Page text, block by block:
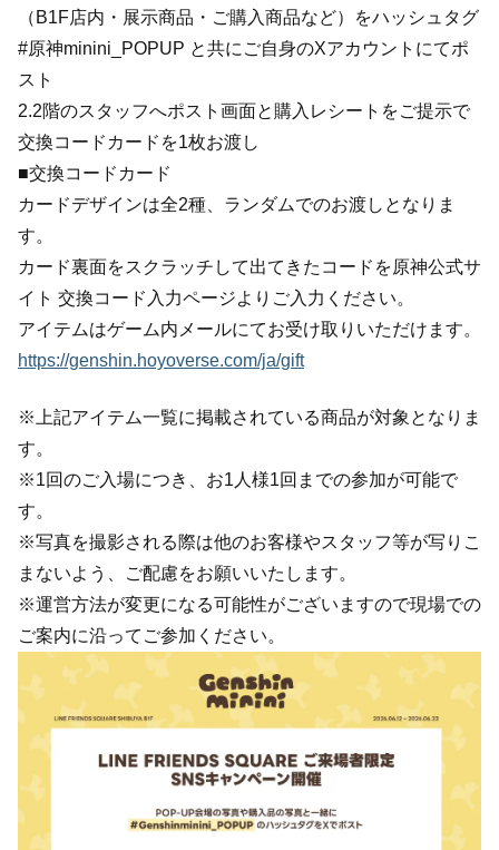
（B1F店内・展示商品・ご購入商品など）をハッシュタグ
#原神minini_POPUP と共にご自身のXアカウントにてポ
スト
2.2階のスタッフへポスト画面と購入レシートをご提示で
交換コードカードを1枚お渡し
■交換コードカード
カードデザインは全2種、ランダムでのお渡しとなりま
す。
カード裏面をスクラッチして出てきたコードを原神公式サ
イト 交換コード入力ページよりご入力ください。
アイテムはゲーム内メールにてお受け取りいただけます。
https://genshin.hoyoverse.com/ja/gift
※上記アイテム一覧に掲載されている商品が対象となりま
す。
※1回のご入場につき、お1人様1回までの参加が可能で
す。
※写真を撮影される際は他のお客様やスタッフ等が写りこ
まないよう、ご配慮をお願いいたします。
※運営方法が変更になる可能性がございますので現場での
ご案内に沿ってご参加ください。